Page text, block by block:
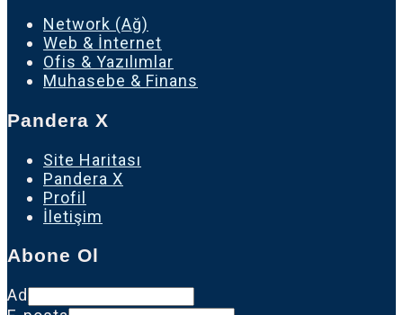
Network (Ağ)
Web & İnternet
Ofis & Yazılımlar
Muhasebe & Finans
Pandera X
Site Haritası
Pandera X
Profil
İletişim
Abone Ol
Ad